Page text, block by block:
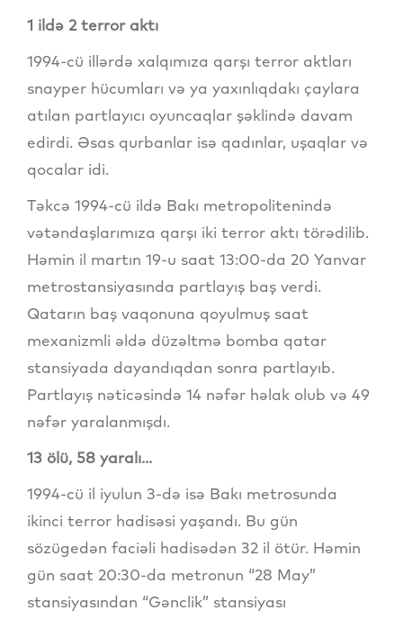
1 ildə 2 terror aktı
1994-cü illərdə xalqımıza qarşı terror aktları
snayper hücumları və ya yaxınlıqdakı çaylara
atılan partlayıcı oyuncaqlar şəklində davam
edirdi. Əsas qurbanlar isə qadınlar, uşaqlar və
qocalar idi.
Təkcə 1994-cü ildə Bakı metropolitenində
vətəndaşlarımıza qarşı iki terror aktı törədilib.
Həmin il martın 19-u saat 13:00-da 20 Yanvar
metrostansiyasında partlayış baş verdi.
Qatarın baş vaqonuna qoyulmuş saat
mexanizmli əldə düzəltmə bomba qatar
stansiyada dayandıqdan sonra partlayıb.
Partlayış nəticəsində 14 nəfər həlak olub və 49
nəfər yaralanmışdı.
13 ölü, 58 yaralı...
1994-cü il iyulun 3-də isə Bakı metrosunda
ikinci terror hadisəsi yaşandı. Bu gün
sözügedən faciəli hadisədən 32 il ötür. Həmin
gün saat 20:30-da metronun “28 May”
stansiyasından “Gənclik” stansiyası